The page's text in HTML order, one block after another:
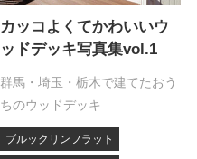
カッコよくてかわいいウ
ッドデッキ写真集vol.1
群馬・埼玉・栃木で建てたおう
ちのウッドデッキ
ブルックリンフラット